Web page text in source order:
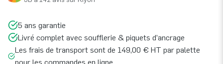
5 ans garantie
Livré complet avec soufflerie & piquets d’ancrage
Les frais de transport sont de 149,00 € HT par palette
pour les commandes en ligne